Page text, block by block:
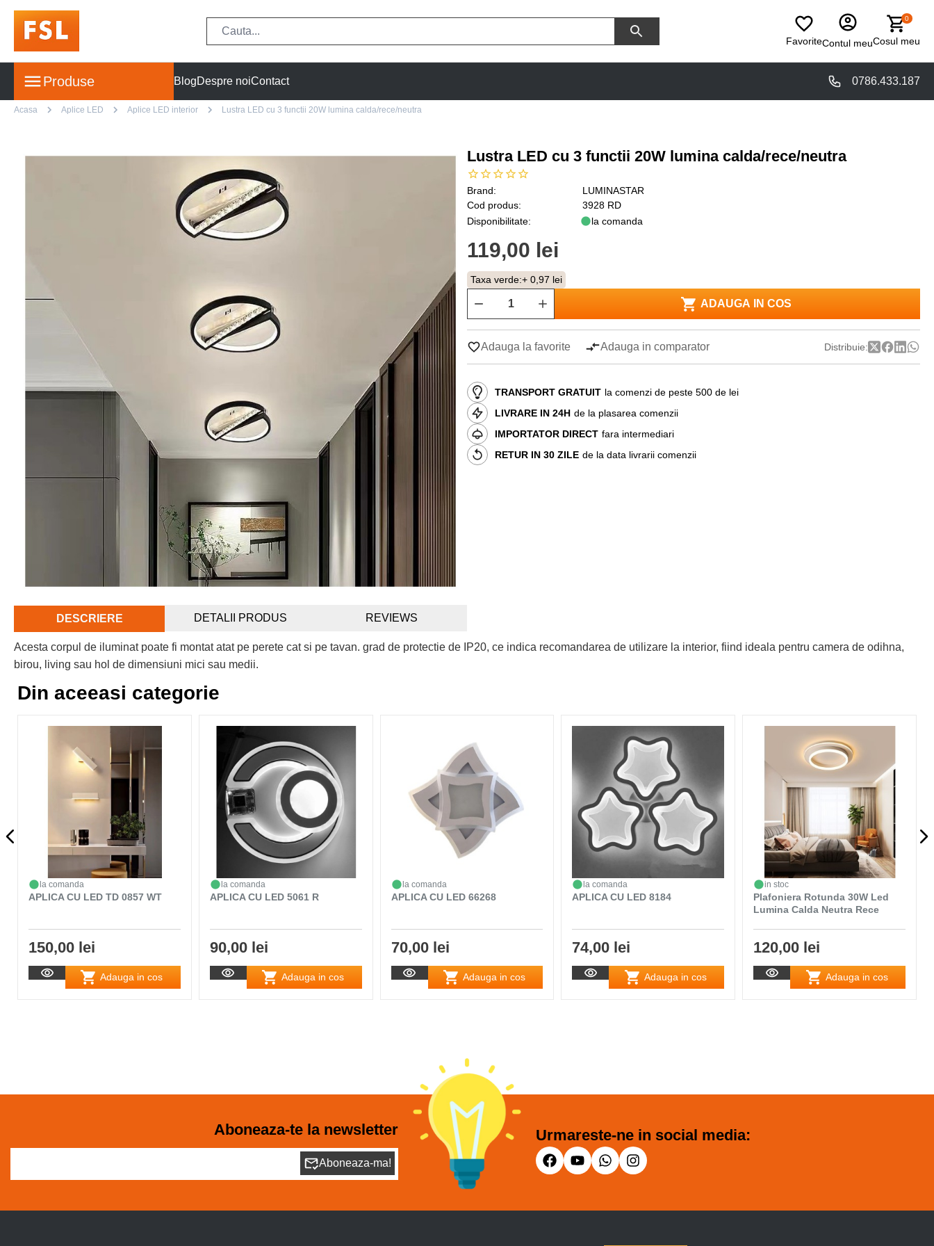
FavoriteContul meu
0
Cosul meu
Produse BlogDespre noiContact 0786.433.187
Acasa Aplice LED Aplice LED interior Lustra LED cu 3 functii 20W lumina calda/rece/neutra
Lustra LED cu 3 functii 20W lumina calda/rece/neutra
Brand:
LUMINASTAR
Cod produs:
3928 RD
Disponibilitate:
la comanda
119,00 lei
Taxa verde:+ 0,97 lei
ADAUGA IN COS
Adauga la favorite Adauga in comparator Distribuie:
TRANSPORT GRATUIT la comenzi de peste 500 de lei
LIVRARE IN 24H de la plasarea comenzii
IMPORTATOR DIRECT fara intermediari
RETUR IN 30 ZILE de la data livrarii comenzii
DESCRIERE DETALII PRODUS REVIEWS
Acesta corpul de iluminat poate fi montat atat pe perete cat si pe tavan. grad de protectie de IP20, ce indica recomandarea de utilizare la interior, fiind ideala pentru camera de odihna,
birou, living sau hol de dimensiuni mici sau medii.
Din aceeasi categorie
la comanda
APLICA CU LED TD 0857 WT
150,00 lei
Adauga in cos
la comanda
APLICA CU LED 5061 R
90,00 lei
Adauga in cos
la comanda
APLICA CU LED 66268
70,00 lei
Adauga in cos
la comanda
APLICA CU LED 8184
74,00 lei
Adauga in cos
in stoc
Plafoniera Rotunda 30W Led
Lumina Calda Neutra Rece
120,00 lei
Adauga in cos
Aboneaza-te la newsletter
Aboneaza-ma!
Urmareste-ne in social media: